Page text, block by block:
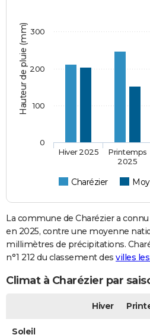
Hauteur de pluie (mm)
Charézier
Hiver 2025
Printemps
2025
0
100
200
300
La commune de Charézier a
en 2025, contre une moyenne
millimètres de précipitations.
n°1 212 du classement des villes
Climat à Charézier par
Hiver
Soleil